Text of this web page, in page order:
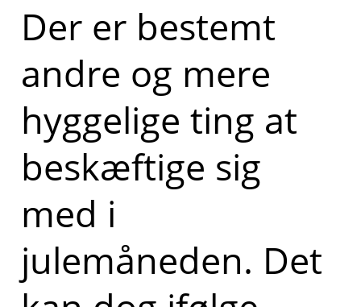
Der er bestemt
andre og mere
hyggelige ting at
beskæftige sig
med i
julemåneden. Det